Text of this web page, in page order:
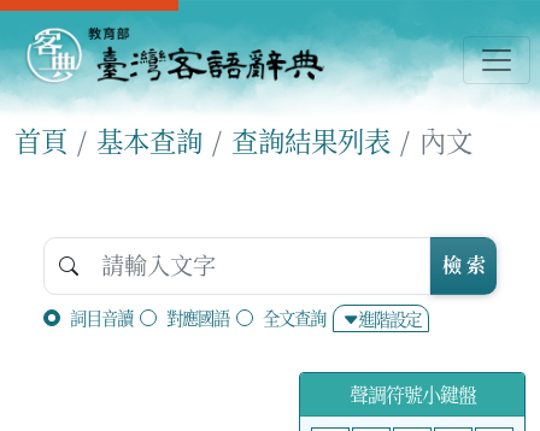
首頁 基本查詢 查詢結果列表 內文
詞目音讀 對應國語 全文查詢 進階設定
檢 索
聲調符號小鍵盤